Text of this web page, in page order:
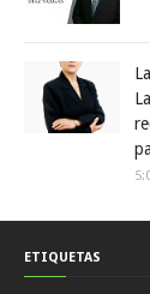
ETIQUETAS